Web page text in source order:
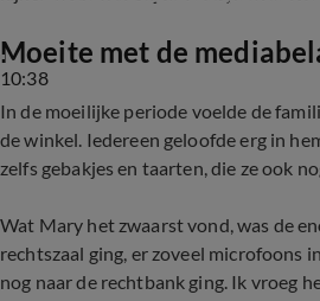
10:38
Moeite met de
In de moeilijke periode voelde de
de winkel. Iedereen geloofde erg in
zelfs gebakjes en taarten, die ze ook
Wat Mary het zwaarst vond, was de
rechtszaal ging, er zoveel microfoons
nog naar de rechtbank ging. Ik vroeg